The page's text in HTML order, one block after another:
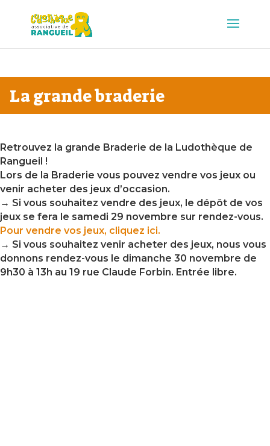
La grande braderie
Retrouvez la grande Braderie de la Ludothèque de
Rangueil !
Lors de la Braderie vous pouvez vendre vos jeux ou
venir acheter des jeux d’occasion.
→ Si vous souhaitez vendre des jeux, le dépôt de vos
jeux se fera le samedi 29 novembre sur rendez-vous.
Pour vendre vos jeux, cliquez ici.
→ Si vous souhaitez venir acheter des jeux, nous vous
donnons rendez-vous le dimanche 30 novembre de
9h30 à 13h au 19 rue Claude Forbin. Entrée libre.